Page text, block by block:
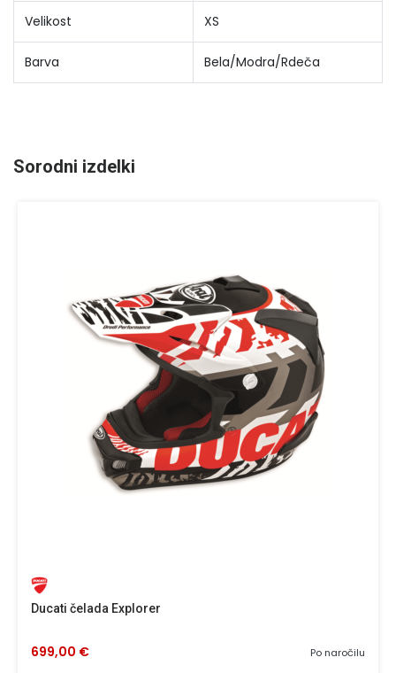
Velikost XS
Barva Bela/Modra/Rdeča
Sorodni izdelki
Ducati čelada Explorer
Po naročilu
699,00 €